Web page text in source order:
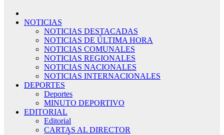
NOTICIAS
NOTICIAS DESTACADAS
NOTICIAS DE ÚLTIMA HORA
NOTICIAS COMUNALES
NOTICIAS REGIONALES
NOTICIAS NACIONALES
NOTICIAS INTERNACIONALES
DEPORTES
Deportes
MINUTO DEPORTIVO
EDITORIAL
Editorial
CARTAS AL DIRECTOR